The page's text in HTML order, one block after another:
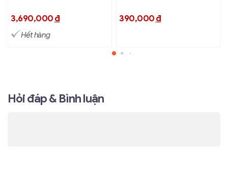
3,690,000đ
Hết hàng
390,000đ
Hỏi đáp & Bình luận